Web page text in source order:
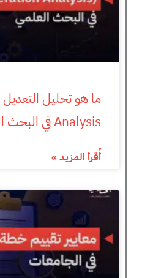
Analysis في البحث العلمي؟
أٌقرأ المزيد »